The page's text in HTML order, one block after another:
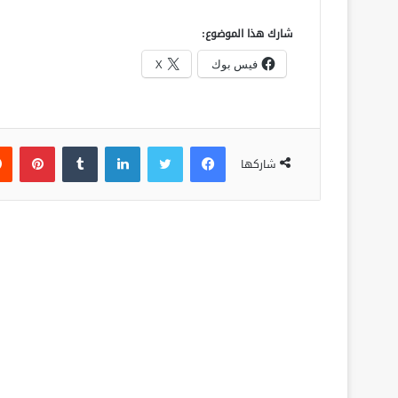
شارك هذا الموضوع:
فيس بوك X
شاركها
فيسبوك لينكدإن بينتيريست